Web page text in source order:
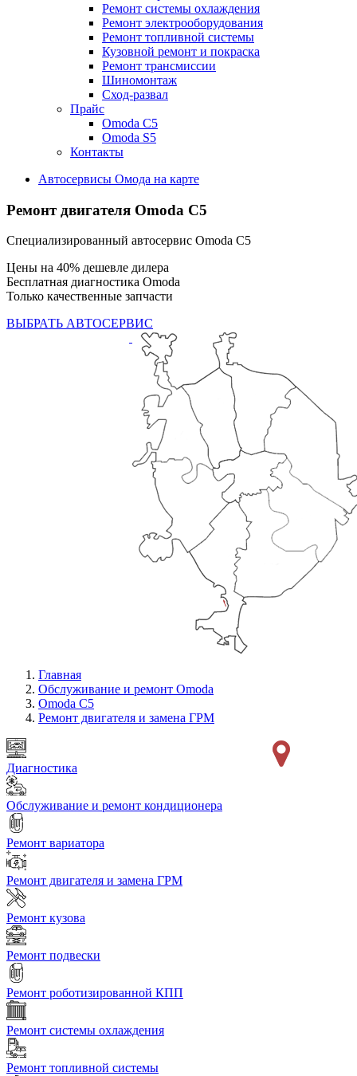
Ремонт системы охлаждения
Ремонт электрооборудования
Ремонт топливной системы
Кузовной ремонт и покраска
Ремонт трансмиссии
Шиномонтаж
Сход-развал
Прайс
Omoda C5
Omoda S5
Контакты
Автосервисы Омода на карте
Ремонт двигателя Omoda C5
Специализированный автосервис Omoda C5
Цены на 40% дешевле дилера
Бесплатная диагностика Omoda
Только качественные запчасти
ВЫБРАТЬ АВТОСЕРВИС
Главная
Обслуживание и ремонт Omoda
Omoda C5
Ремонт двигателя и замена ГРМ
Диагностика
Обслуживание и ремонт кондиционера
Ремонт вариатора
Ремонт двигателя и замена ГРМ
Ремонт кузова
Ремонт подвески
Ремонт роботизированной КПП
Ремонт системы охлаждения
Ремонт топливной системы